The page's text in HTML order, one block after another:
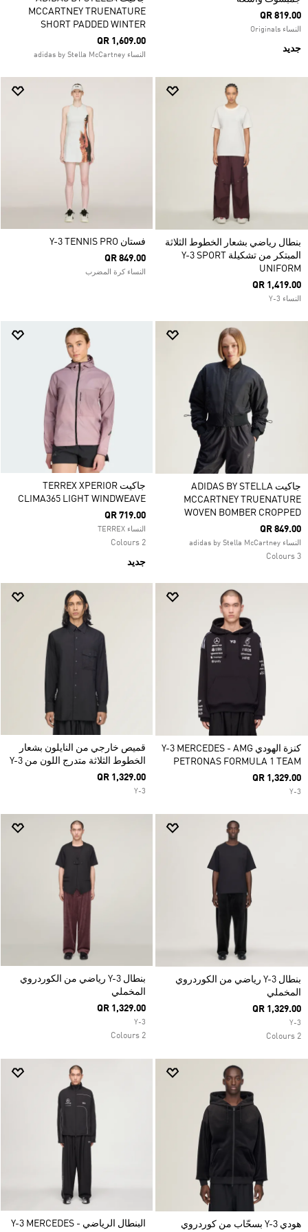
QR 819.00
النساء Originals
جديد
MCCARTNEY TRUENATURE
SHORT PADDED WINTER
QR 1,609.00
النساء adidas by Stella McCartney
بنطال رياضي بشعار الخطوط الثلاثة
المبتكر من تشكيلة Y-3 SPORT
UNIFORM
QR 1,419.00
النساء Y-3
فستان Y-3 TENNIS PRO
QR 849.00
النساء كرة المضرب
جاكيت ADIDAS BY STELLA
MCCARTNEY TRUENATURE
WOVEN BOMBER CROPPED
QR 849.00
النساء adidas by Stella McCartney
3 Colours
جاكيت TERREX XPERIOR
CLIMA365 LIGHT WINDWEAVE
QR 719.00
النساء TERREX
2 Colours
جديد
كنزة الهودي Y-3 MERCEDES - AMG
PETRONAS FORMULA 1 TEAM
QR 1,329.00
Y-3
قميص خارجي من النايلون بشعار
الخطوط الثلاثة متدرج اللون من Y-3
QR 1,329.00
Y-3
بنطال Y-3 رياضي من الكوردروي
المخملي
QR 1,329.00
Y-3
2 Colours
بنطال Y-3 رياضي من الكوردروي
المخملي
QR 1,329.00
Y-3
2 Colours
هودي Y-3 بسحّاب من كوردروي البنطال الرياضي Y-3 MERCEDES -